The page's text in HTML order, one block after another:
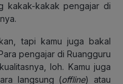
kakak-kakak pengajar di
tapi kamu juga bakal
pengajar di Ruangguru
loh. Kamu juga
langsung (offline) atau